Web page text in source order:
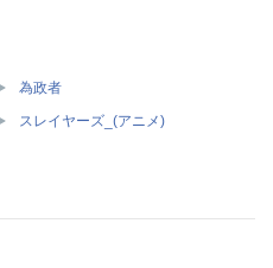
為政者
スレイヤーズ_(アニメ)